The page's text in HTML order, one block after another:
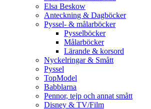
Elsa Beskow
Anteckning & Dagböcker
Pyssel- & målarböcker
Pysselböcker
Målarböcker
Lärande & korsord
Nyckelringar & Smått
Pyssel
TopModel
Babblarna
Pennor, tejp och annat smått
Disney & TV/Film